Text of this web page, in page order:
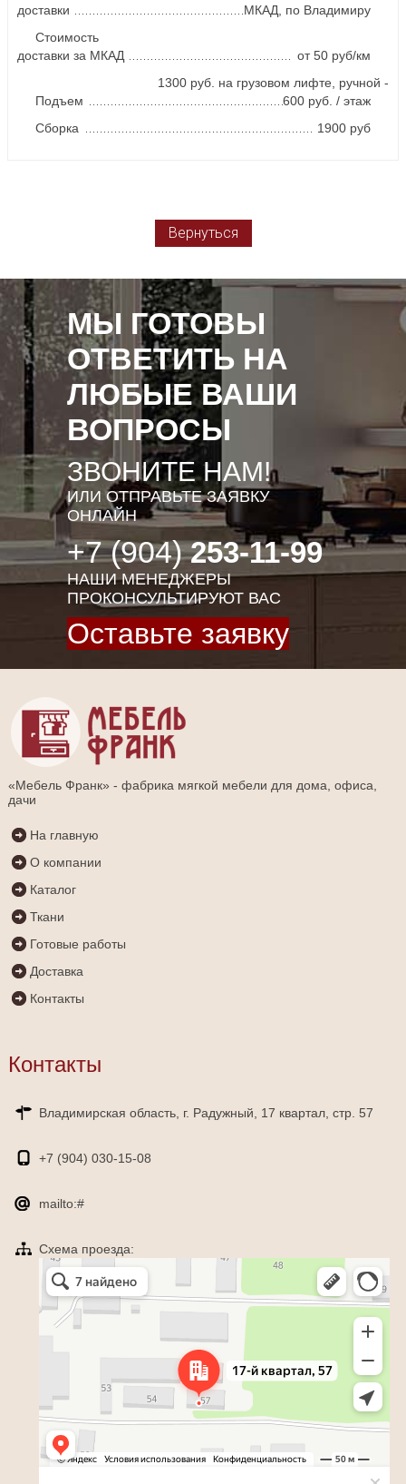
доставки
МКАД, по Владимиру
Стоимость
доставки за МКАД
от 50 руб/км
Подъем
1300 руб. на грузовом лифте, ручной -
600 руб. / этаж
Сборка
1900 руб
Вернуться
МЫ ГОТОВЫ
ОТВЕТИТЬ НА
ЛЮБЫЕ ВАШИ
ВОПРОСЫ
ЗВОНИТЕ НАМ!
ИЛИ ОТПРАВЬТЕ ЗАЯВКУ
ОНЛАЙН
+7 (904)253-11-99
НАШИ МЕНЕДЖЕРЫ
ПРОКОНСУЛЬТИРУЮТ ВАС
Оставьте заявку
«Мебель Франк» - фабрика мягкой мебели для дома, офиса,
дачи
На главную
О компании
Каталог
Ткани
Готовые работы
Доставка
Контакты
Контакты
Владимирская область, г. Радужный, 17 квартал, стр. 57
+7 (904) 030-15-08
mailto:#
Схема проезда:
Яндекс Карты
Радужный — Яндекс Карты